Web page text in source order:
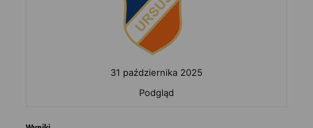
31 października 2025
Podgląd